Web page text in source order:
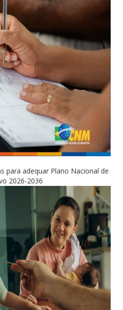
para adequar Plano Nacional de
2026-2036